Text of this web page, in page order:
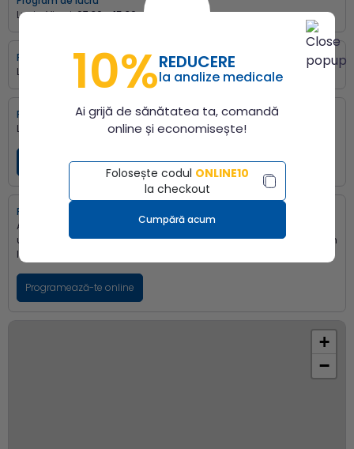
Luni - Vineri:07:30 - 15:30
Program de recoltare
Luni - Vineri:
07:30 - 14:00
Programări online
Luni - Vineri:
07:30 - 11:50
Programează-te online
Program CAS
Analizele medicale decontate CAS se efectuează doar în baza
unei programări. Programarea se poate realiza online sau direct în
locație, după alocarea fondurilor.
Programează-te online
+
−
10%REDUCERE
la analize medicale
Ai grijă de sănătatea ta, comandă
online și economisește!
Folosește codul ONLINE10
la checkout
Cumpără acum